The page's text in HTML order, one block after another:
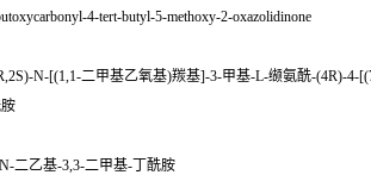
4-tert-butyl-5-methoxy-2-oxazolidinone
N-[(1,1-二甲基乙氧基)羰基]-3-甲基-L-缬氨酰-
二乙基-3,3-二甲基-丁酰胺